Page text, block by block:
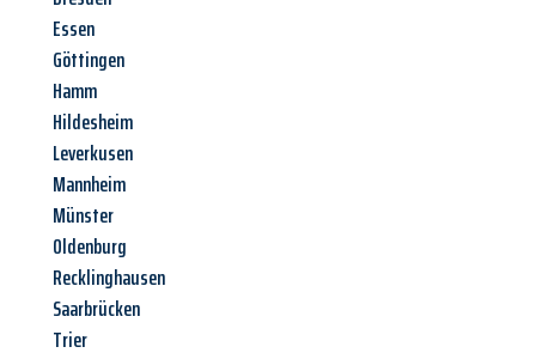
Essen
Göttingen
Hamm
Hildesheim
Leverkusen
Mannheim
Münster
Oldenburg
Recklinghausen
Saarbrücken
Trier